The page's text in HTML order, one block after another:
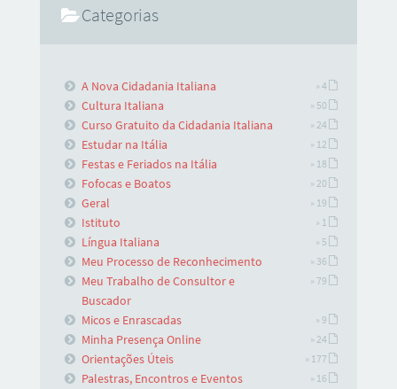
Categorias
A Nova Cidadania Italiana » 4
Cultura Italiana » 50
Curso Gratuito da Cidadania Italiana » 24
Estudar na Itália » 12
Festas e Feriados na Itália » 18
Fofocas e Boatos » 20
Geral » 19
Istituto » 1
Língua Italiana » 5
Meu Processo de Reconhecimento » 36
Meu Trabalho de Consultor e
Buscador
» 79
Micos e Enrascadas » 9
Minha Presença Online » 24
Orientações Úteis » 177
Palestras, Encontros e Eventos » 16